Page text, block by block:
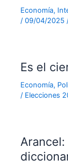
Economía,
/ 09/04/2025
Es el
Economía,
/ Elecciones